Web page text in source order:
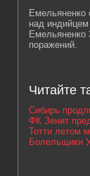
Емельяненко
над
Емельяненко
поражений.
Читайте
Сибирь
ФК Зенит
Тотти летом
Болельщики